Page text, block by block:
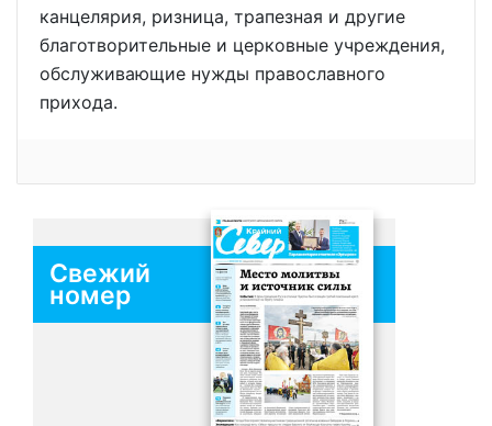
канцелярия, ризница, трапезная и другие
благотворительные и церковные учреждения,
обслуживающие нужды православного
прихода.
Свежий
номер